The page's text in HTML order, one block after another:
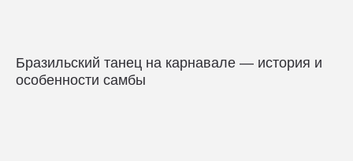
Бразильский танец на карнавале — история и
особенности самбы